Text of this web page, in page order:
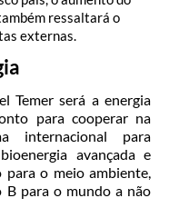
ressaltará o
externas.
Temer será a energia
para cooperar na
internacional para
avançada e
o meio ambiente,
B para o mundo a não